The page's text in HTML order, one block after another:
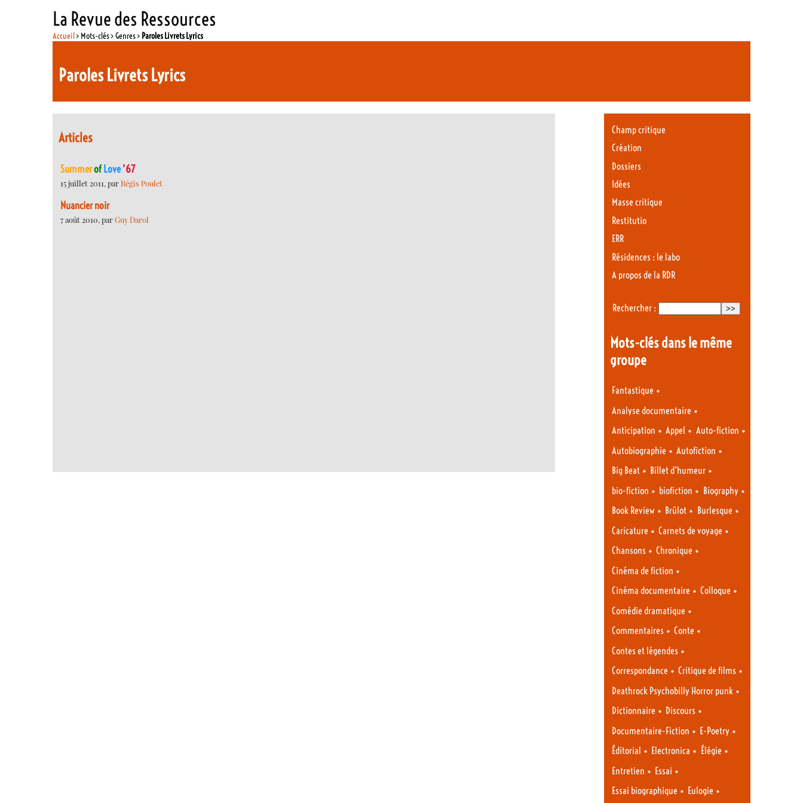
La Revue des Ressources
Accueil> Mots-clés > Genres > Paroles Livrets Lyrics
Paroles Livrets Lyrics
Articles
Summerof Love ’67
15 juillet 2011, parRégis Poulet
Nuancier noir
7 août 2010, parGuy Darol
Champ critique
Création
Dossiers
Idées
Masse critique
Restitutio
ERR
Résidences : le labo
A propos de la RDR
Rechercher :
Mots-clés dans le même
groupe
Fantastique •
Analyse documentaire •
Anticipation • Appel • Auto-fiction •
Autobiographie • Autofiction •
Big Beat • Billet d’humeur •
bio-fiction • biofiction • Biography •
Book Review • Brûlot • Burlesque •
Caricature • Carnets de voyage •
Chansons • Chronique •
Cinéma de fiction •
Cinéma documentaire • Colloque •
Comédie dramatique •
Commentaires • Conte •
Contes et légendes •
Correspondance • Critique de films •
Deathrock Psychobilly Horror punk •
Dictionnaire • Discours •
Documentaire-Fiction • E-Poetry •
Éditorial • Electronica • Élégie •
Entretien • Essai •
Essai biographique • Eulogie •